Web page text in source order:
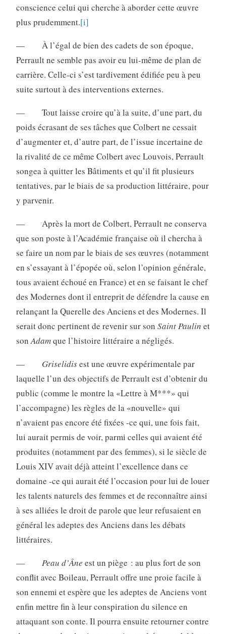
conscience celui qui cherche à aborder cette œuvre
plus prudemment.[i]
— À l’égal de bien des cadets de son époque,
Perrault ne semble pas avoir eu lui-même de plan de
carrière. Celle-ci s’est tardivement édifiée peu à peu
suite surtout à des interventions externes.
— Tout laisse croire qu’à la suite, d’une part, du
poids écrasant de ses tâches que Colbert ne cessait
d’augmenter et, d’autre part, de l’issue incertaine de
la rivalité de ce même Colbert avec Louvois, Perrault
songea à quitter les Bâtiments et qu’il fit plusieurs
tentatives, par le biais de sa production littéraire, pour
y parvenir.
— Après la mort de Colbert, Perrault ne conserva
que son poste à l’Aca­démie française où il chercha à
se faire un nom par le biais de ses œuvres (notamment
en s’essayant à l’épopée où, selon l’opinion générale,
tous avaient échoué en France) et en se faisant le chef
des Modernes dont il entreprit de défendre la cause en
relançant la Querelle des Anciens et des Modernes. Il
serait donc pertinent de revenir sur son Saint Paulin et
sonAdamque l’histoire littéraire a négligés.
— Griselidisest une œuvre expérimentale par
laquelle l’un des objectifs de Perrault est d’obtenir du
public (comme le montre la «Lettre à M***» qui
l’accompagne) les règles de la «nouvelle» qui
n’avaient pas encore été fixées -ce qui, une fois fait,
lui aurait permis de voir, parmi celles qui avaient été
produites (notamment par des femmes), si le siècle de
Louis XIV avait déjà atteint l’excellence dans ce
domaine -ce qui aurait été l’occasion pour lui de louer
les talents naturels des femmes et de reconnaître ainsi
à ses alliées le droit de parole que leur refusaient en
général les adeptes des Anciens dans les débats
littéraires.
— Peau d’Âne est un piège : au plus fort de son
conflit avec Boileau, Perrault offre une proie facile à
son ennemi et espère que les adeptes de Anciens vont
enfin mettre fin à leur conspiration du silence en
attaquant son conte. Il pourra ensuite retourner contre